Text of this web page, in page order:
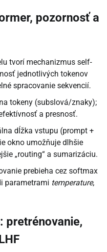
pozornosť a
tvorí mechanizmus self-
jednotlivých tokenov
spracovanie sekvencií.
tokeny (subslová/znaky);
a presnosť.
dĺžka vstupu (prompt +
okno umožňuje dlhšie
„routing“ a sumarizáciu.
prebieha cez softmax
parametrami temperature,
pretrénovanie,